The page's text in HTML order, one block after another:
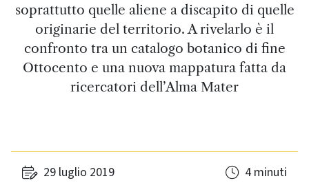
soprattutto quelle aliene a discapito di quelle
originarie del territorio. A rivelarlo è il
confronto tra un catalogo botanico di fine
Ottocento e una nuova mappatura fatta da
ricercatori dell’Alma Mater
29 luglio 2019 4 minuti